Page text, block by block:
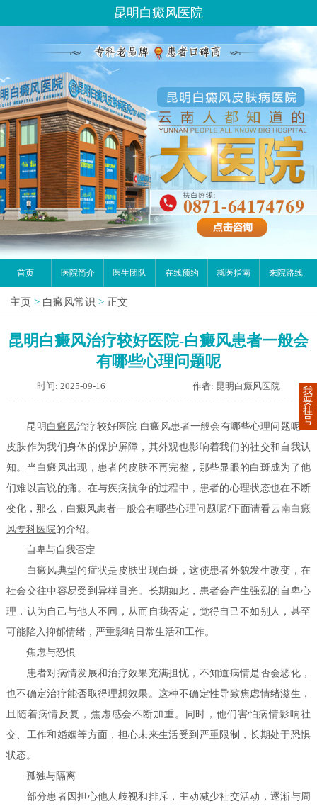
昆明白癜风医院
首页 医院简介 医生团队 在线预约 就医指南 来院路线
主页 > 白癜风常识 > 正文
昆明白癜风治疗较好医院-白癜风患者一般会
有哪些心理问题呢
时间: 2025-09-16 作者: 昆明白癜风医院
昆明 白癜风治疗较好医院-白癜风患者一般会有哪些心理问题呢？
皮肤作为我们身体的保护屏障，其外观也影响着我们的社交和自我认
知。当白癜风出现，患者的皮肤不再完整，那些显眼的白斑成为了他
们难以言说的痛。在与疾病抗争的过程中，患者的心理状态也在不断
变化，那么，白癜风患者一般会有哪些心理问题呢?下面请看云南白癜
风专科医院的介绍。
自卑与自我否定
白癜风典型的症状是皮肤出现白斑，这使患者外貌发生改变，在
社会交往中容易受到异样目光。长期如此，患者会产生强烈的自卑心
理，认为自己与他人不同，从而自我否定，觉得自己不如别人，甚至
可能陷入抑郁情绪，严重影响日常生活和工作。
焦虑与恐惧
患者对病情发展和治疗效果充满担忧，不知道病情是否会恶化，
也不确定治疗能否取得理想效果。这种不确定性导致焦虑情绪滋生，
且随着病情反复，焦虑感会不断加重。同时，他们害怕病情影响社
交、工作和婚姻等方面，担心未来生活受到严重限制，长期处于恐惧
状态。
孤独与隔离
部分患者因担心他人歧视和排斥，主动减少社交活动，逐渐与周
我
要
挂
号